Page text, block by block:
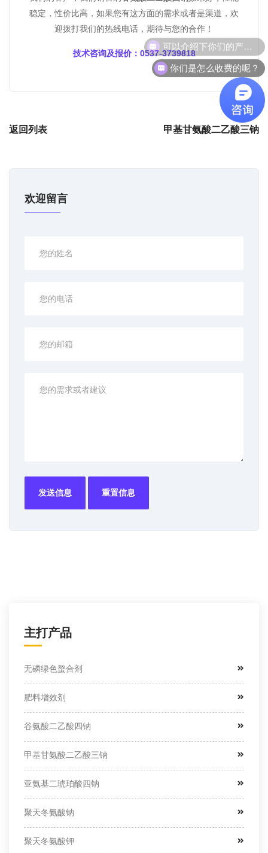
稳定，性价比高，如果您有这方面的需求或者是渠道，欢
迎拨打我们的热线电话，期待与您的合作！
技术咨询及报价：0537-3739818
返回列表 甲基甘氨酸二乙酸三钠
欢迎留言
发送信息 重置信息
主打产品
无磷绿色螯合剂
肥料增效剂
谷氨酸二乙酸四钠
甲基甘氨酸二乙酸三钠
亚氨基二琥珀酸四钠
聚天冬氨酸钠
聚天冬氨酸钾
可以介绍下你们的产品么？
你们是怎么收费的呢？